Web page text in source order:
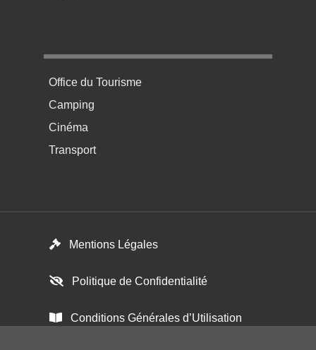
Menu pratique bas de page 4
Office du Tourisme
Camping
Cinéma
Transport
Mentions Légales
Politique de Confidentialité
Conditions Générales d’Utilisation